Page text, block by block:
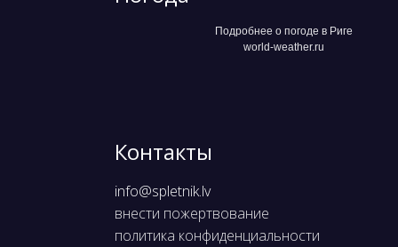
Подробнее о погоде в Риге
world-weather.ru
Контакты
info@spletnik.lv
внести пожертвование
политика конфиденциальности